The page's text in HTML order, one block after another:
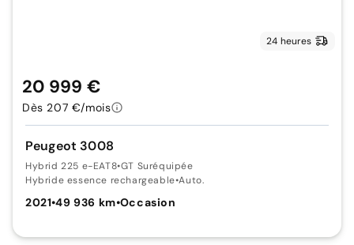
24 heures
Peugeot 3008
Hybrid 225 e-EAT8•GT Suréquipée
Hybride essence rechargeable•Auto.
2021•49 936 km•Occasion
20 999 €
Dès 207 €/mois